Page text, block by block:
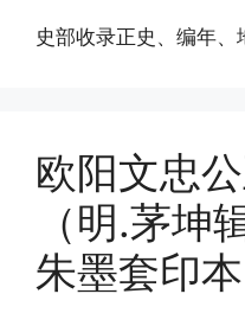
史部收录正史、编年、
欧阳文忠
（明.茅坤
朱墨套印本